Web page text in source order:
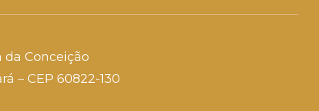
da Conceição
– CEP 60822-130